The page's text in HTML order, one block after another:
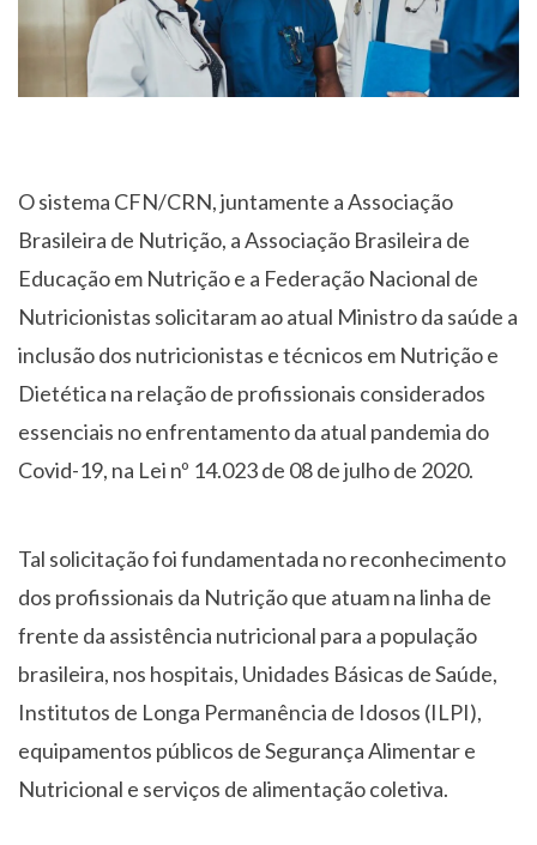
O sistema CFN/CRN, juntamente a Associação
Brasileira de Nutrição, a Associação Brasileira de
Educação em Nutrição e a Federação Nacional de
Nutricionistas solicitaram ao atual Ministro da saúde a
inclusão dos nutricionistas e técnicos em Nutrição e
Dietética na relação de profissionais considerados
essenciais no enfrentamento da atual pandemia do
Covid-19, na Lei nº 14.023 de 08 de julho de 2020.
Tal solicitação foi fundamentada no reconhecimento
dos profissionais da Nutrição que atuam na linha de
frente da assistência nutricional para a população
brasileira, nos hospitais, Unidades Básicas de Saúde,
Institutos de Longa Permanência de Idosos (ILPI),
equipamentos públicos de Segurança Alimentar e
Nutricional e serviços de alimentação coletiva.